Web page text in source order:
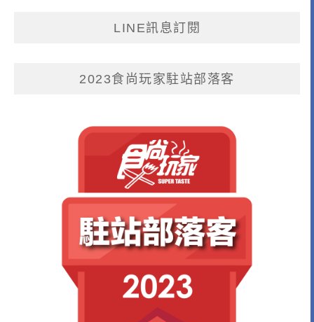
LINE訊息訂閱
2023食尚玩家駐站部落客